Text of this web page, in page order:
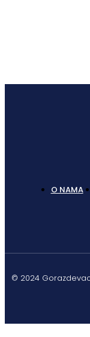
O NAMA
© 2024